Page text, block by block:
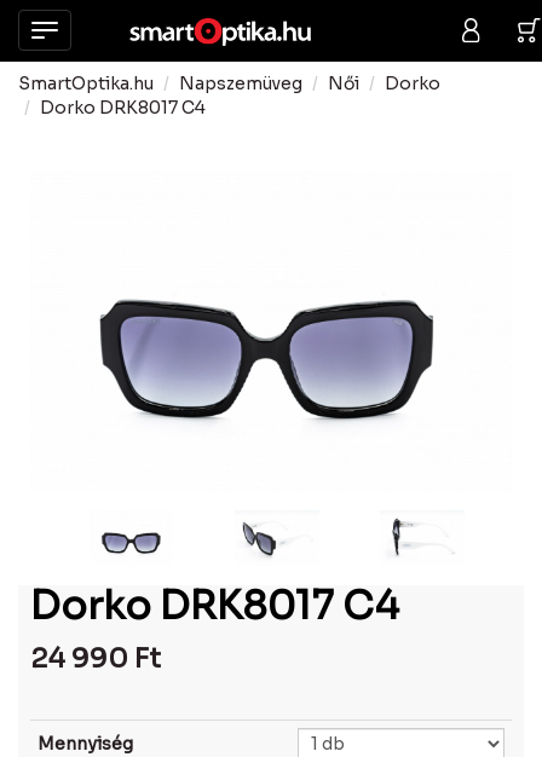
SmartOptika.hu Napszemüveg Női
Dorko
Dorko DRK8017 C4
Dorko DRK8017 C4
24 990 Ft
Mennyiség